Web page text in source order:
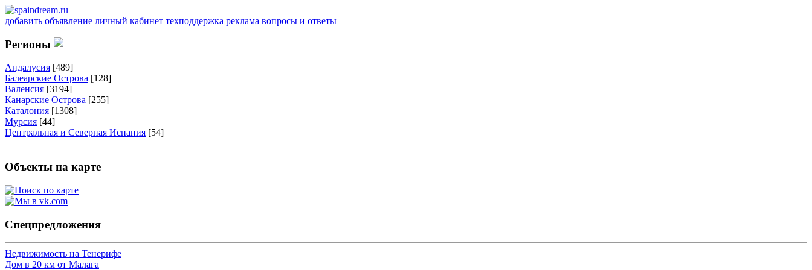
добавить объявление личный кабинет техподдержка реклама вопросы и ответы
Регионы
Андалусия [489]
Балеарские Острова [128]
Валенсия [3194]
Канарские Острова [255]
Каталония [1308]
Мурсия [44]
Центральная и Северная Испания [54]
Объекты на карте
Спецпредложения
Недвижимость на Тенерифе
Дом в 20 км от Малага